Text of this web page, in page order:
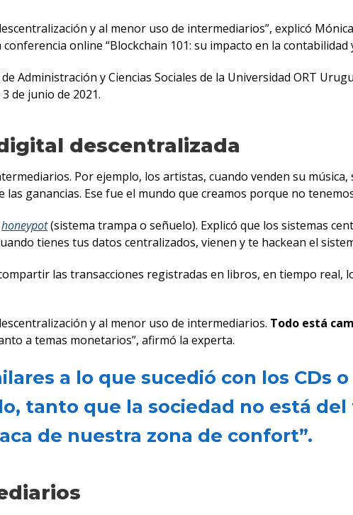
y al menor uso de intermediarios”, explicó
online “Blockchain 101: su impacto en la contabilidad
Administración y Ciencias Sociales de la Universidad ORT
de junio de 2021.
descentralizada
Por ejemplo, los artistas, cuando venden su
ganancias. Ese fue el mundo que creamos porque no
honeypot(sistema trampa o señuelo). Explicó que los sistemas
tienes tus datos centralizados, vienen y te hackean el
las transacciones registradas en libros, en tiempo real,
y al menor uso de intermediarios. Todo está
a temas monetarios”, afirmó la experta.
a lo que sucedió con los CDs
tanto que la sociedad no está
de nuestra zona de confort”.